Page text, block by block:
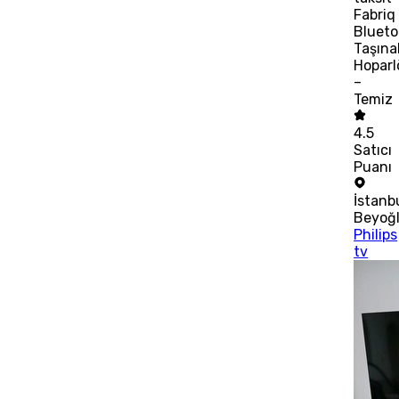
Fabriq
–
Temiz
4.5
Satıcı
Puanı
Philips
tv